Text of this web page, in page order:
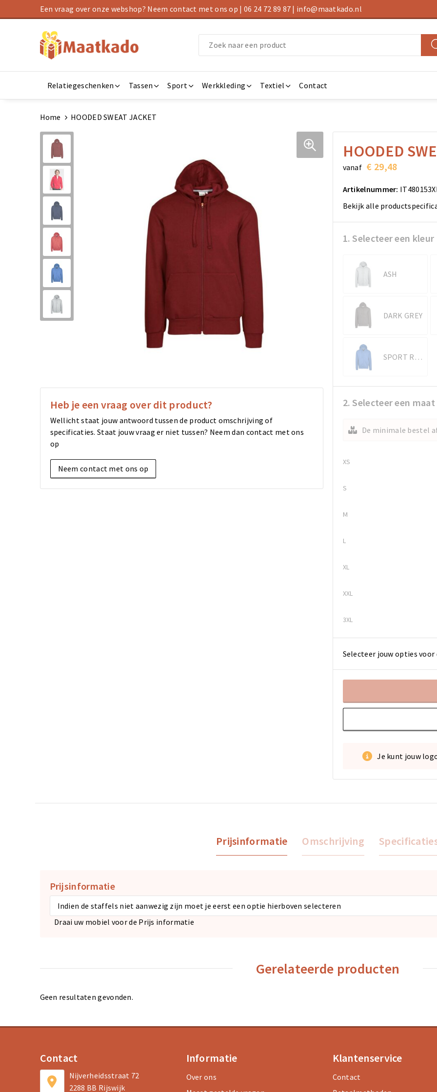
Een vraag over onze webshop? Neem contact met ons op | 06 24 72 89 87 | info@maatkado.nl
Relatiegeschenken Tassen Sport Werkkleding Textiel Contact
Home HOODED SWEAT JACKET
Heb je een vraag over dit product?
Wellicht staat jouw antwoord tussen de product omschrijving of
specificaties. Staat jouw vraag er niet tussen? Neem dan contact met ons
op
Neem contact met ons op
HOODED
vanaf € 29,48
Artikelnummer:
Bekijk alle
1. Selecteer een kleur
ASH
DARK GREY
SPORT ROYAL
2. Selecteer een maat
De minimale bestel
XS
S
M
L
XL
XXL
3XL
Selecteer jouw opties voor
Je kunt jouw
Prijsinformatie Omschrijving
Prijsinformatie
Indien de staffels niet aanwezig zijn moet je eerst een optie hierboven selecteren
Draai uw mobiel voor de Prijs informatie
Gerelateerde producten
Geen resultaten gevonden.
Contact
Nijverheidsstraat 72
2288 BB Rijswijk
Informatie
Over ons
Klantenservice
Contact